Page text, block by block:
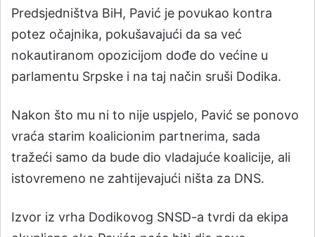
Predsjedništva BiH, Pavić je povukao kontra
potez očajnika, pokušavajući da sa već
nokautiranom opozicijom dođe do većine u
parlamentu Srpske i na taj način sruši Dodika.
Nakon što mu ni to nije uspjelo, Pavić se ponovo
vraća starim koalicionim partnerima, sada
tražeći samo da bude dio vladajuće koalicije, ali
istovremeno ne zahtijevajući ništa za DNS.
Izvor iz vrha Dodikovog SNSD-a tvrdi da ekipa